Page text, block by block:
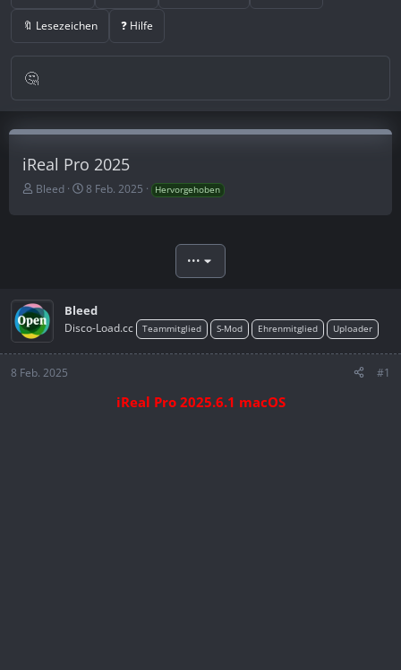
🔖 Lesezeichen ❓ Hilfe
iReal Pro 2025
E
e
r
Bleed
E
a
m
8 Feb. 2025 Hervorgehoben
•••
Bleed
Disco-Load.cc Teammitglied S-Mod Ehrenmitglied Uploader
8 Feb. 2025 #1
iReal Pro 2025.6.1 macOS